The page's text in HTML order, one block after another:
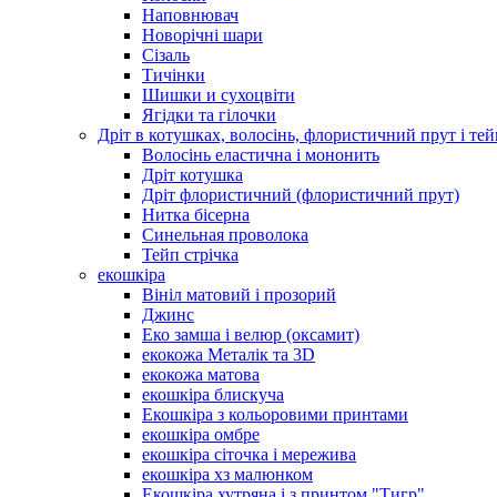
Наповнювач
Новорічні шари
Сізаль
Тичінки
Шишки и сухоцвіти
Ягідки та гілочки
Дріт в котушках, волосінь, флористичний прут і
Волосінь еластична і мононить
Дріт котушка
Дріт флористичний (флористичний прут)
Нитка бісерна
Синельная проволока
Тейп стрічка
екошкіра
Вініл матовий і прозорий
Джинс
Еко замша і велюр (оксамит)
екокожа Металік та 3D
екокожа матова
екошкіра блискуча
Екошкіра з кольоровими принтами
екошкіра омбре
екошкіра сіточка і мережива
екошкіра хз малюнком